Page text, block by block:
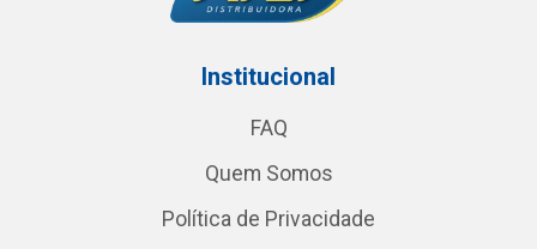
Institucional
FAQ
Quem Somos
Política de Privacidade